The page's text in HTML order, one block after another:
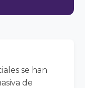
se han
de